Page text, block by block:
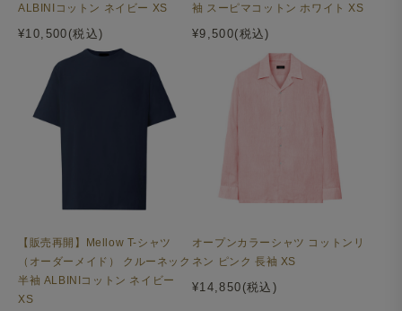
ALBINIコットン ネイビー XS
¥10,500(税込)
袖 スーピマコットン ホワイト XS
¥9,500(税込)
【販売再開】Mellow T-シャツ
（オーダーメイド） クルーネック
半袖 ALBINIコットン ネイビー
XS
オープンカラーシャツ コットンリ
ネン ピンク 長袖 XS
¥14,850(税込)